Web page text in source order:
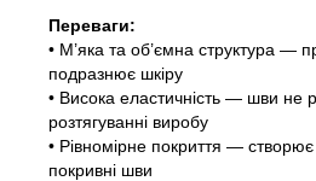
Переваги:
• М’яка та об’ємна структура —
подразнює шкіру
• Висока еластичність — шви не
розтягуванні виробу
• Рівномірне покриття — створює
покривні шви